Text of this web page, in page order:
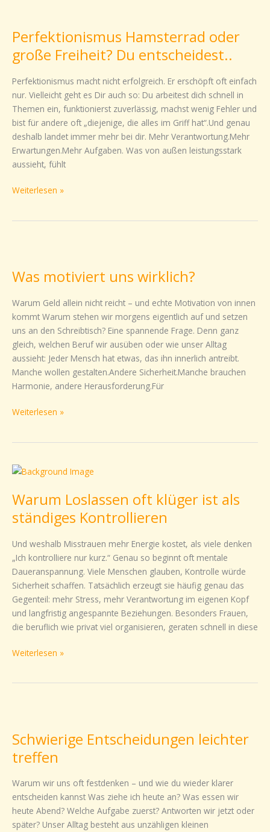
Perfektionismus Hamsterrad oder
große Freiheit? Du entscheidest..
Perfektionismus macht nicht erfolgreich. Er erschöpft oft einfach
nur. Vielleicht geht es Dir auch so: Du arbeitest dich schnell in
Themen ein, funktionierst zuverlässig, machst wenig Fehler und
bist für andere oft „diejenige, die alles im Griff hat“.Und genau
deshalb landet immer mehr bei dir. Mehr Verantwortung.Mehr
Erwartungen.Mehr Aufgaben. Was von außen leistungsstark
aussieht, fühlt
oder
große
Freiheit?
Du
entscheidest..
Weiterlesen »
Was motiviert uns wirklich?
Warum Geld allein nicht reicht – und echte Motivation von innen
kommt Warum stehen wir morgens eigentlich auf und setzen
uns an den Schreibtisch? Eine spannende Frage. Denn ganz
gleich, welchen Beruf wir ausüben oder wie unser Alltag
aussieht: Jeder Mensch hat etwas, das ihn innerlich antreibt.
Manche wollen gestalten.Andere Sicherheit.Manche brauchen
Harmonie, andere Herausforderung.Für
uns
Weiterlesen »
Warum Loslassen oft klüger ist als
ständiges Kontrollieren
Und weshalb Misstrauen mehr Energie kostet, als viele denken
„Ich kontrolliere nur kurz.“ Genau so beginnt oft mentale
Daueranspannung. Viele Menschen glauben, Kontrolle würde
Sicherheit schaffen. Tatsächlich erzeugt sie häufig genau das
Gegenteil: mehr Stress, mehr Verantwortung im eigenen Kopf
und langfristig angespannte Beziehungen. Besonders Frauen,
die beruflich wie privat viel organisieren, geraten schnell in diese
Warum
oft
klüger
ist
als
ständiges
Kontrollieren
Weiterlesen »
Schwierige Entscheidungen leichter
treffen
Warum wir uns oft festdenken – und wie du wieder klarer
entscheiden kannst Was ziehe ich heute an? Was essen wir
heute Abend? Welche Aufgabe zuerst? Antworten wir jetzt oder
später? Unser Alltag besteht aus unzähligen kleinen
leichter
treffen